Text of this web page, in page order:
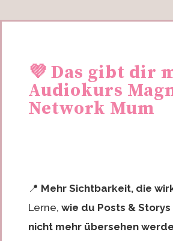
💜 Das gibt dir
Audiokurs
Network Mum
📍 Mehr Sichtbarkeit, die
Lerne,wie du Posts &
nicht mehr übersehen